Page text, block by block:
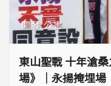
開發 公害
東山聖戰 十年滄
場》｜永揚掩埋場